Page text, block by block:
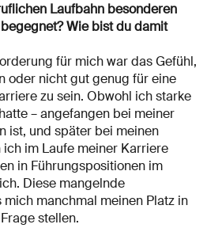
Laufbahn besonderen
Wie bist du damit
für mich war das Gefühl,
oder nicht gut genug für eine
zu sein. Obwohl ich starke
– angefangen bei meiner
ist, und später bei meinen
ich im Laufe meiner Karriere
in Führungspositionen im
Diese mangelnde
manchmal meinen Platz in
stellen.